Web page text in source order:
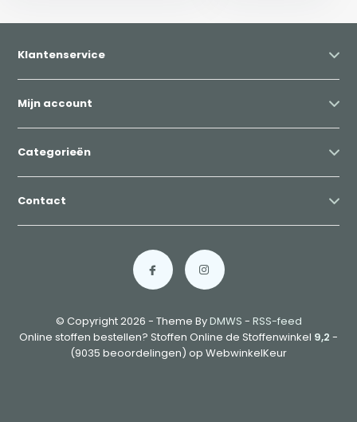
Klantenservice
Mijn account
Categorieën
Contact
© Copyright 2026 - Theme ByDMWS - RSS-feed
Online stoffen bestellen? Stoffen Online de Stoffenwinkel 9,2 -
(9035 beoordelingen) op WebwinkelKeur